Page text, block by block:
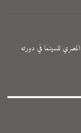
المصري للسينما في دورته